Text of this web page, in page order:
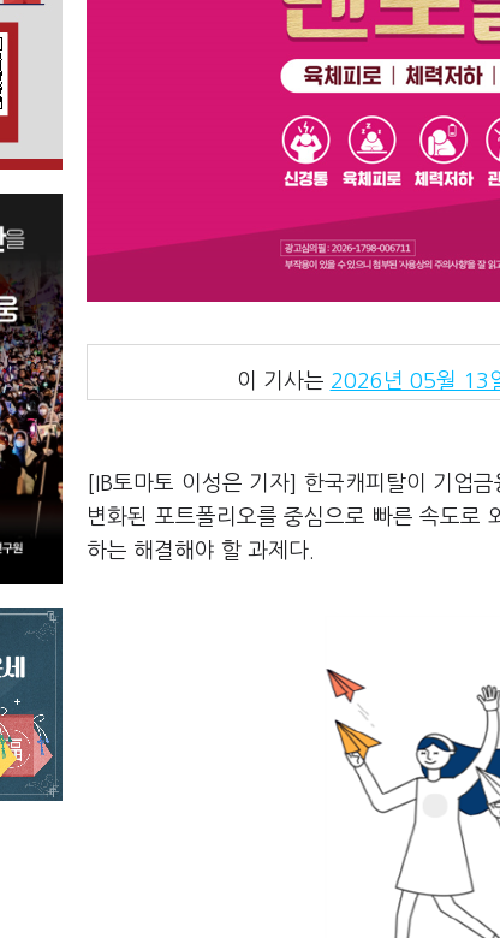
이 기사는 2026년 05월 13
[IB토마토 이성은 기자] 한국캐피탈이 기업
변화된 포트폴리오를 중심으로 빠른 속도로
하는 해결해야 할 과제다.